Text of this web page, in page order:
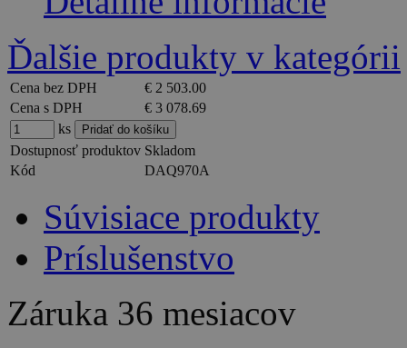
Ďalšie produkty v kategórii
Cena bez DPH
€ 2 503.00
Cena s DPH
€ 3 078.69
ks
Dostupnosť produktov Skladom
Kód
DAQ970A
Súvisiace produkty
Príslušenstvo
Záruka 36 mesiacov